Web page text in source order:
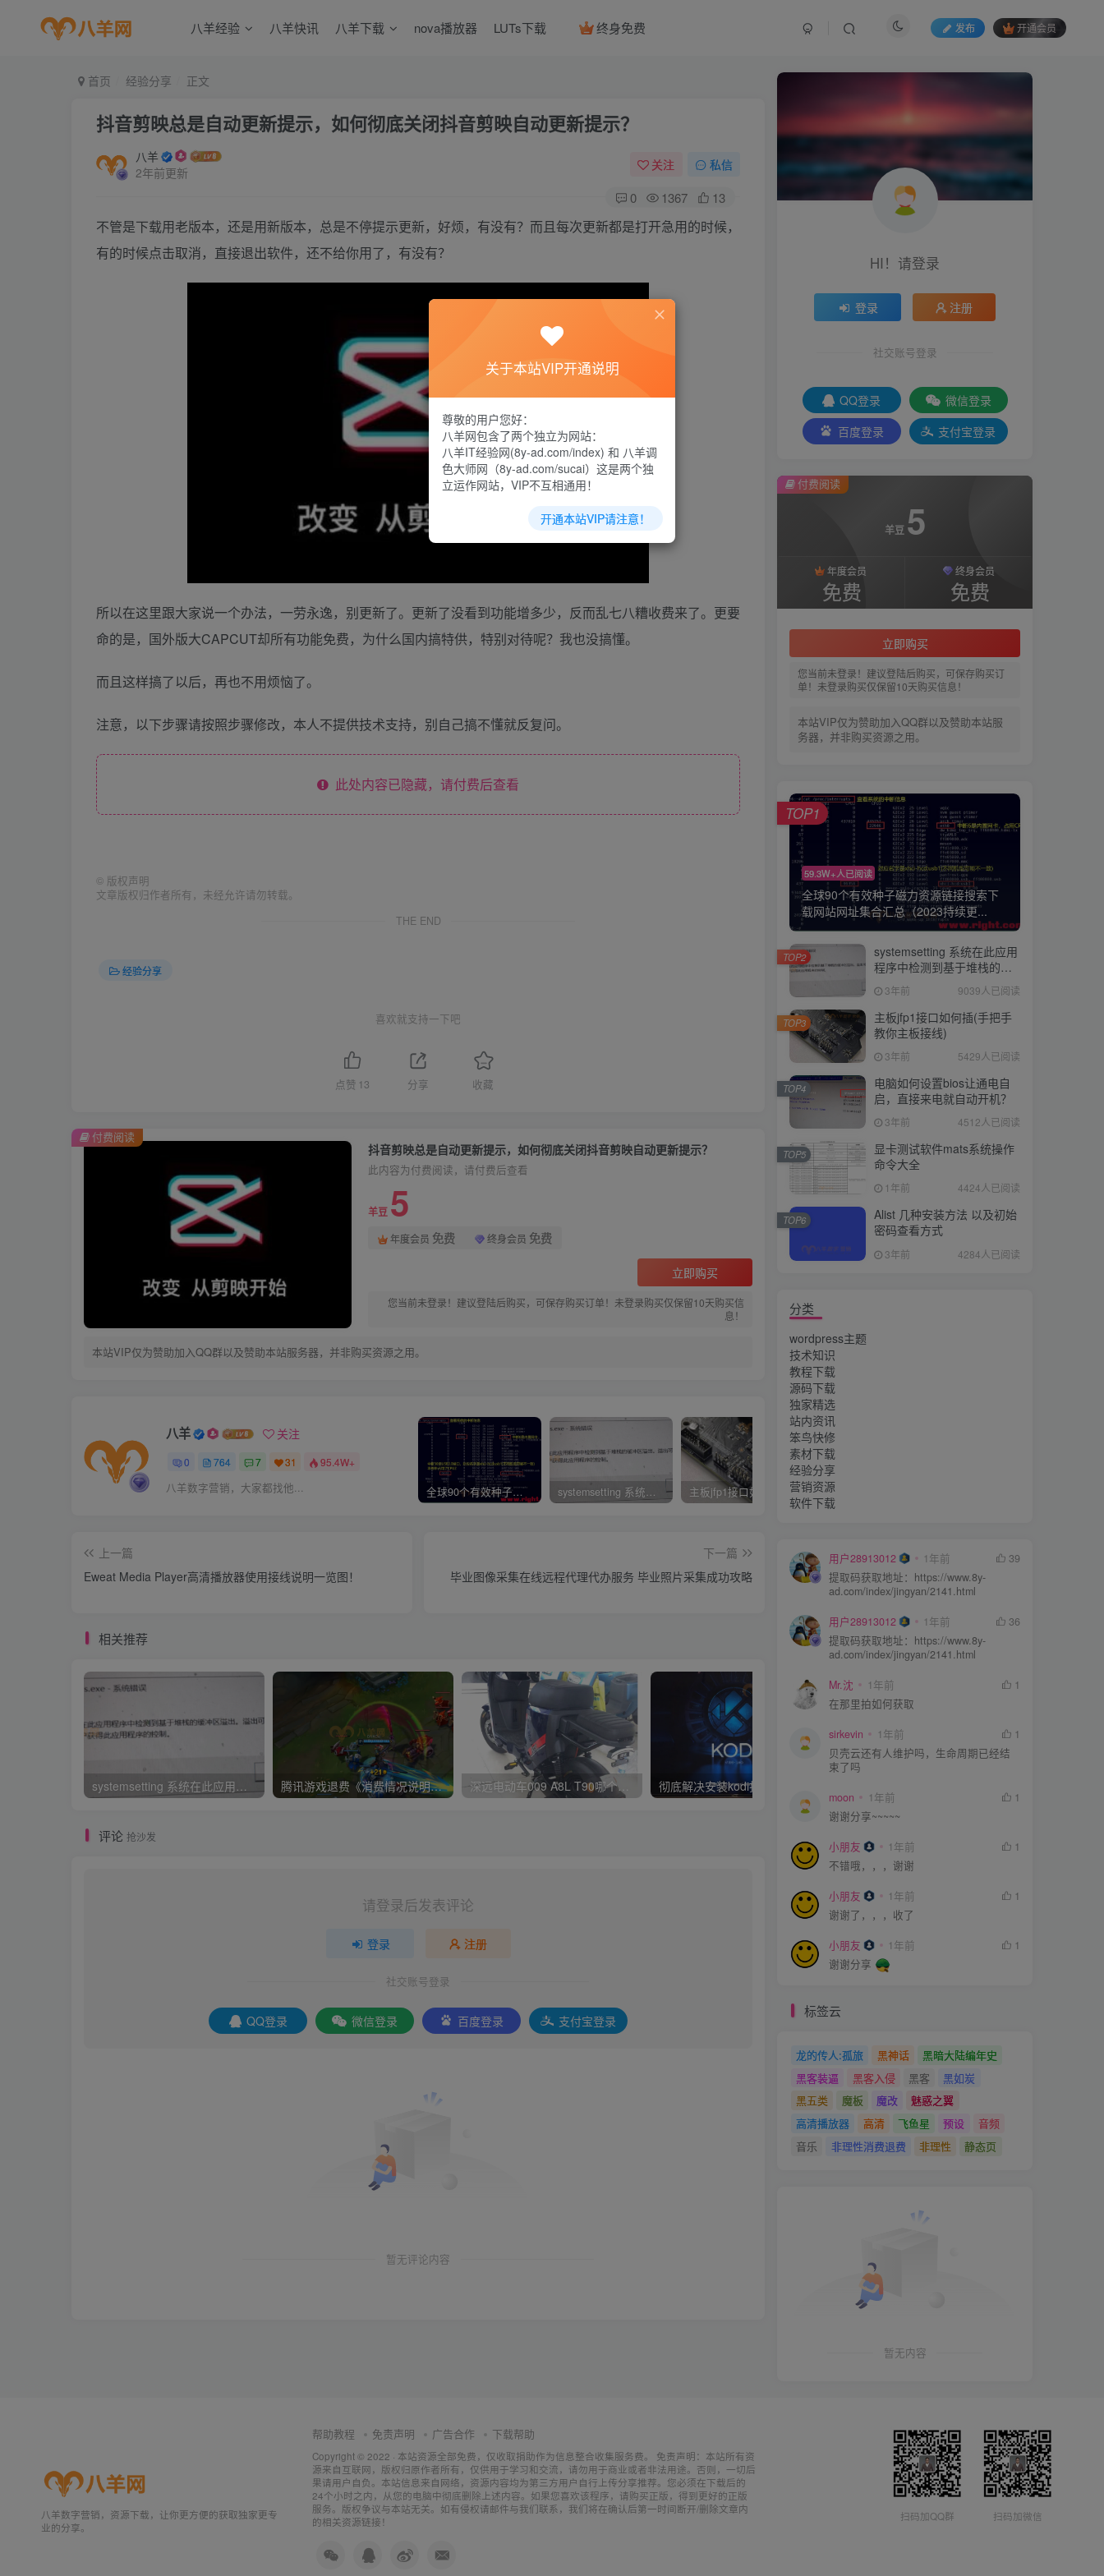
八羊经验 八羊快讯 八羊下载 nova播放器 LUTs下载 终身免费 发布 开通会员
首页 经验分享 正文
抖音剪映总是自动更新提示，如何彻底关闭抖音剪映自动更新提示？
八羊
2年前更新
关注 私信
0 1367 13
不管是下载用老版本，还是用新版本，总是不停提示更新，好烦，有没有？而且每次更新都是打开急用的时候，
有的时候点击取消，直接退出软件，还不给你用了，有没有？
所以在这里跟大家说一个办法，一劳永逸，别更新了。更新了没看到功能增多少，反而乱七八糟收费来了。更要
命的是，国外版大CAPCUT却所有功能免费，为什么国内搞特供，特别对待呢？我也没搞懂。
而且这样搞了以后，再也不用烦恼了。
注意，以下步骤请按照步骤修改，本人不提供技术支持，别自己搞不懂就反复问。
此处内容已隐藏，请付费后查看
© 版权声明
文章版权归作者所有，未经允许请勿转载。
THE END
经验分享
喜欢就支持一下吧
点赞 13 分享 收藏
抖音剪映总是自动更新提示，如何彻底关闭抖音剪映自动更新提示？
此内容为付费阅读，请付费后查看
羊豆 5
年度会员 免费 终身会员 免费
立即购买
您当前未登录！建议登陆后购买，可保存购买订单！未登录购买仅保留10天购买信
息！
本站VIP仅为赞助加入QQ群以及赞助本站服务器，并非购买资源之用。
付费阅读
八羊 关注
0 764 7 31 95.4W+
八羊数字营销，大家都找他... 全球90个有效种子磁力资源链接搜索下载网站网址集合汇总（2023持续更新） 主板jfp1接口如何插(手把手教你主板接线)
上一篇
Eweat Media Player高清播放器使用接线说明一览图！
下一篇
毕业图像采集在线远程代理代办服务 毕业照片采集成功攻略
相关推荐
systemsetting 系统在此应用程序中检测到基于堆栈的缓冲区溢出BUG修复工具下载 彻底解决 腾讯游戏退费《消费情况说明书》怎么写 模板下载 腾讯未成年退款消费情况说明书 深远电动车009 A8L T90哪个好？送外卖跑同城买什么电动车实力排行榜推荐！
评论 抢沙发
请登录后发表评论
登录 注册
社交账号登录
QQ登录 微信登录 百度登录 支付宝登录
暂无评论内容
HI！请登录
登录 注册
社交账号登录
QQ登录
微信登录
百度登录
支付宝登录
付费阅读
羊豆 5
年度会员
免费
终身会员
免费
立即购买
您当前未登录！建议登陆后购买，可保存购买订
单！未登录购买仅保留10天购买信息！
本站VIP仅为赞助加入QQ群以及赞助本站服
务器，并非购买资源之用。
59.3W+人已阅读
全球90个有效种子磁力资源链接搜索下
载网站网址集合汇总（2023持续更...
TOP1
systemsetting 系统在此应用
程序中检测到基于堆栈的缓
冲区溢出BUG修复工具下载
彻底解决
3年前 9039人已阅读
TOP2
主板jfp1接口如何插(手把手
教你主板接线)
3年前 5429人已阅读
TOP3
电脑如何设置bios让通电自
启，直接来电就自动开机？
3年前 4512人已阅读
TOP4
显卡测试软件mats系统操作
命令大全
1年前 4424人已阅读
TOP5
Alist 几种安装方法 以及初始
密码查看方式
3年前 4284人已阅读
TOP6
分类
wordpress主题
技术知识
教程下载
源码下载
独家精选
站内资讯
笨鸟快修
素材下载
经验分享
营销资源
软件下载
用户28913012 1年前
39
提取码获取地址：https://www.8y-
ad.com/index/jingyan/2141.html
用户28913012 1年前
36
提取码获取地址：https://www.8y-
ad.com/index/jingyan/2141.html
Mr.沈 1年前
1
在那里拍如何获取
sirkevin 1年前
1
贝壳云还有人维护吗，生命周期已经结
束了吗
moon 1年前
1
谢谢分享~~~~~
小朋友 1年前
1
不错哦，，，谢谢
小朋友 1年前
1
谢谢了，，，收了
小朋友 1年前
1
谢谢分享
标签云
龙的传人:孤旅 黑神话
黑暗大陆编年史
黑客装逼
黑客入侵 黑客
黑如炭
黑五类
魔板 魔改
魅惑之翼
高清播放器
高清 飞鱼星 预设
音频
音乐
非理性消费退费 非理性 静态页
暂无内容
八羊数字营销，资源下载，让你更方便的获取独家更专
业的分享。
帮助教程 免责声明 广告合作 下载帮助
Copyright © 2022 · 本站资源全部免费，仅收取捐助作为信息整合收集服务费。
免责声明：本站所有资
源来自互联网，版权归原作者所有，仅供用于学习和交流，请勿用于商业或者非法用途。否则，一切后
果请用户自负。本站信息来自网络，资源内容均为第三方用户自行上传分享推荐。您必须在下载后的
24个小时之内，从您的电脑中彻底删除上述内容。如果您喜欢该程序，请购买正版，得到更好的正版
服务。版权争议与本站无关。如有侵权请邮件与我们联系，我们将在确认后第一时间断开/删除文章内
的相关资源链接！
扫码加QQ群 扫码加微信
关于本站VIP开通说明
尊敬的用户您好：
八羊网包含了两个独立为网站：
八羊IT经验网(8y-ad.com/index) 和 八羊调
色大师网（8y-ad.com/sucai）这是两个独
立运作网站，VIP不互相通用！
开通本站VIP请注意！